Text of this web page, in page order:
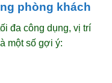
phòng khách
đa công dụng, vị trí
một số gợi ý: